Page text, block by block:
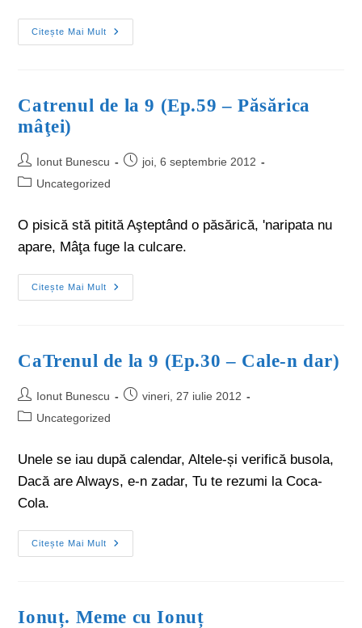
Citește Mai Mult
Catrenul de la 9 (Ep.59 – Păsărica
mâţei)
Ionut Bunescu
joi, 6 septembrie 2012
Uncategorized
O pisică stă pitită Aşteptând o păsărică, 'naripata nu
apare, Mâţa fuge la culcare.
Citește Mai Mult
CaTrenul de la 9 (Ep.30 – Cale-n dar)
Ionut Bunescu
vineri, 27 iulie 2012
Uncategorized
Unele se iau după calendar, Altele-și verifică busola,
Dacă are Always, e-n zadar, Tu te rezumi la Coca-
Cola.
Citește Mai Mult
Ionuț. Meme cu Ionuț